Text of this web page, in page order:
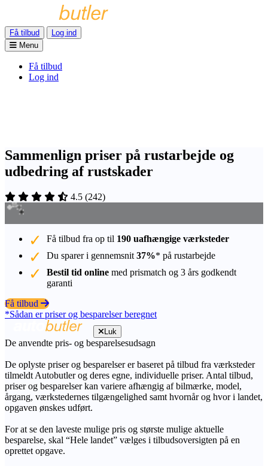
Få tilbud
Log ind
Menu
Få tilbud
Log ind
Sammenlign priser på rustarbejde og
udbedring af rustskader
4.5 (242)
Få tilbud fra op til 190 uafhængige værksteder
Du sparer i gennemsnit 37%* på rustarbejde
Bestil tid online med prismatch og 3 års godkendt
garanti
Få tilbud
*Sådan er priser og besparelser beregnet
Luk
De anvendte pris- og besparelsesudsagn
De oplyste priser og besparelser er baseret på tilbud fra værksteder
tilmeldt Autobutler og deres egne, individuelle priser. Antal tilbud,
priser og besparelser kan variere afhængig af bilmærke, model,
årgang, værkstedernes tilgængelighed samt hvornår og hvor i landet,
opgaven ønskes udført.
For at se den laveste mulige pris og største mulige aktuelle
besparelse, skal “Hele landet” vælges i tilbudsoversigten på en
oprettet opgave.